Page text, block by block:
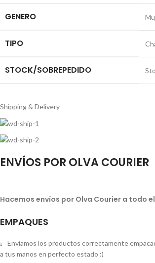
GENERO
TIPO
STOCK/SOBREPEDIDO
Shipping & Delivery
ENVÍOS POR OLVA COURIER
Hacemos envíos por Olva Courier a todo
EMPAQUES
Enviamos los productos correctamente
a tus manos en perfecto estado :)